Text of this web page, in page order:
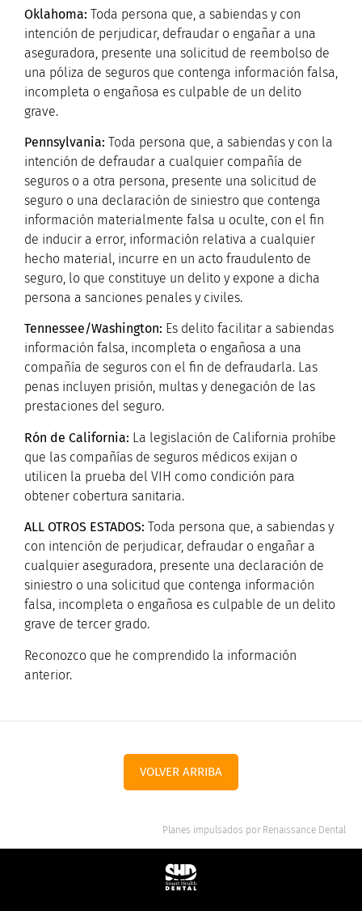
Oklahoma: Toda persona que, a sabiendas y con
intención de perjudicar, defraudar o engañar a una
aseguradora, presente una solicitud de reembolso de
una póliza de seguros que contenga información falsa,
incompleta o engañosa es culpable de un delito
grave.
Pennsylvania: Toda persona que, a sabiendas y con la
intención de defraudar a cualquier compañía de
seguros o a otra persona, presente una solicitud de
seguro o una declaración de siniestro que contenga
información materialmente falsa u oculte, con el fin
de inducir a error, información relativa a cualquier
hecho material, incurre en un acto fraudulento de
seguro, lo que constituye un delito y expone a dicha
persona a sanciones penales y civiles.
Tennessee/Washington: Es delito facilitar a sabiendas
información falsa, incompleta o engañosa a una
compañía de seguros con el fin de defraudarla. Las
penas incluyen prisión, multas y denegación de las
prestaciones del seguro.
Rón de California: La legislación de California prohíbe
que las compañías de seguros médicos exijan o
utilicen la prueba del VIH como condición para
obtener cobertura sanitaria.
ALL OTROS ESTADOS: Toda persona que, a sabiendas y
con intención de perjudicar, defraudar o engañar a
cualquier aseguradora, presente una declaración de
siniestro o una solicitud que contenga información
falsa, incompleta o engañosa es culpable de un delito
grave de tercer grado.
Reconozco que he comprendido la información
anterior.
VOLVER ARRIBA
Planes impulsados por Renaissance Dental